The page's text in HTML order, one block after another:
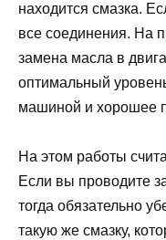
находится смазка.
все соединения. На
замена масла в
оптимальный
машиной и хорошее
На этом работы
Если вы проводите
тогда обязательно
такую же смазку,